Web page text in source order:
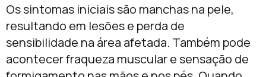
Os sintomas iniciais são manchas na pele,
resultando em lesões e perda de
sensibilidade na área afetada. Também pode
acontecer fraqueza muscular e sensação de